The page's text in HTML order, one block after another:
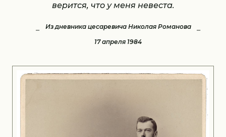
верится, что у меня невеста.
Из дневника цесаревича Николая Романова
17 апреля 1984